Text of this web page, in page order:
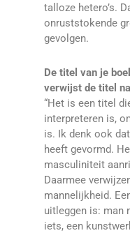
talloze hetero’s.
onruststokende
gevolgen.
De titel van je
verwijst de titel
“Het is een titel
interpreteren is,
is. Ik denk ook
heeft gevormd.
masculiniteit
Daarmee
mannelijkheid.
uitleggen is: man
iets, een